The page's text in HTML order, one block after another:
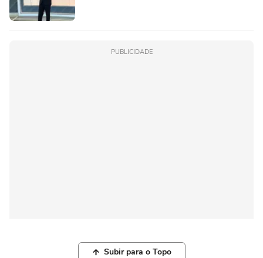
PUBLICIDADE
Subir para o Topo